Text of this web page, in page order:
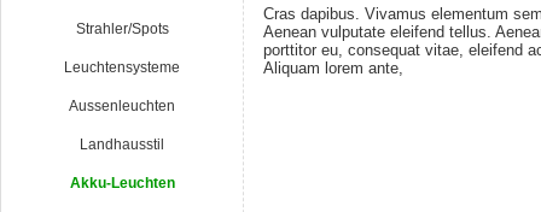
Strahler/Spots
Leuchtensysteme
Aussenleuchten
Landhausstil
Akku-Leuchten
Cras dapibus. Vivamus elementum
Aenean vulputate eleifend tellus.
porttitor eu, consequat vitae, eleifend
Aliquam lorem ante,